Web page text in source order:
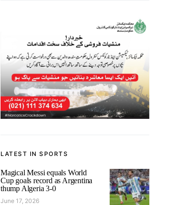
LATEST IN SPORTS
Magical Messi equals World
Cup goals record as Argentina
thump Algeria 3-0
June 17, 2026